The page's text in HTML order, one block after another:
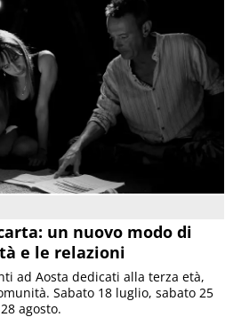
un nuovo modo di
e le relazioni
ad Aosta dedicati alla terza età,
Sabato 18 luglio, sabato 25
agosto.